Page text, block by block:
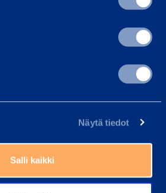
Näytä tiedot
Salli kaikki
kan alltid hjälpa dig